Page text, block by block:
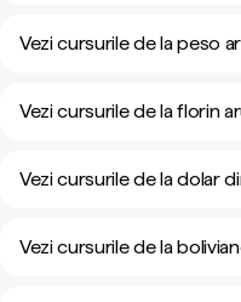
Vezi cursurile de la peso
Vezi cursurile de la florin
Vezi cursurile de la dolar
Vezi cursurile de la